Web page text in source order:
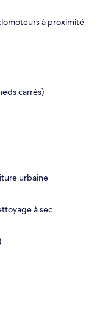
à proximité
carrés)
urbaine
à sec